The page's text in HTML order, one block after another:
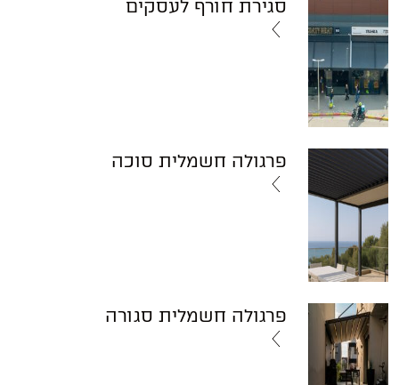
סגירת חורף לעסקים
פרגולה חשמלית סוכה
פרגולה חשמלית סגורה